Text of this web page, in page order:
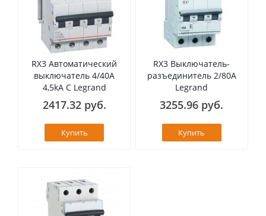
RX3 Автоматический
выключатель 4/40А
4,5kA C Legrand
2417.32 руб.
Купить
RX3 Выключатель-
разъединитель 2/80А
Legrand
3255.96 руб.
Купить